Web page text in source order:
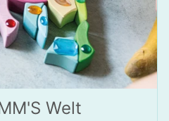
Welt